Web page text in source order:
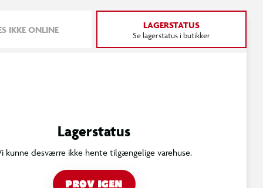
IKKE ONLINE LAGERSTATUS
Se lagerstatus i butikker
Lagerstatus
kunne desværre ikke hente tilgængelige varehuse.
PRØV IGEN